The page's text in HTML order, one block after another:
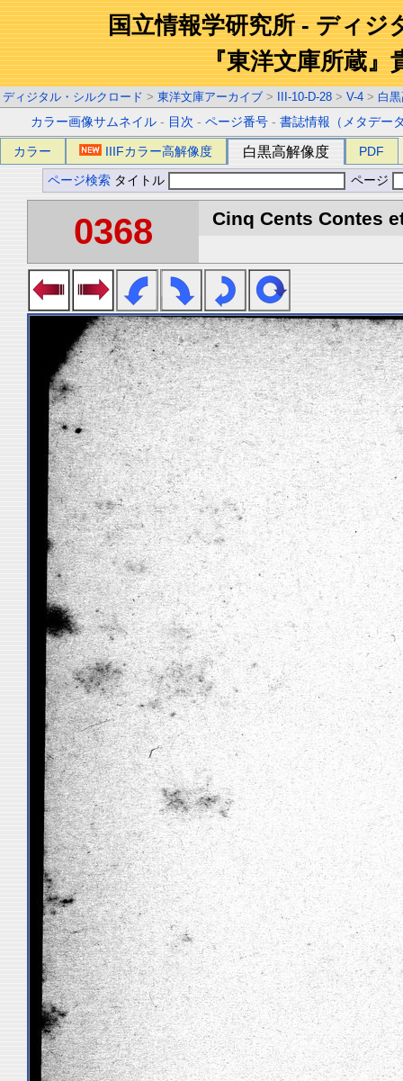
国立情報学研究所 - ディジ
『東洋文庫所蔵』
ディジタル・シルクロード > 東洋文庫アーカイブ > III-10-D-28 > V-4 > 白
カラー画像サムネイル - 目次 -ページ番号 -書誌情報（メタデー
カラー IIIFカラー高解像度 白黒高解像度 PDF
ページ検索 タイトル ページ
0368 Cinq Cents Contes